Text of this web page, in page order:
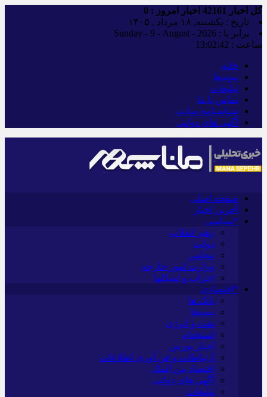
کل اخبار اخبار امروز : 0
تاریخ : یکشنبه, ۱۸ مرداد , ۱۴۰۵
برابر با : Sunday - 9 - August - 2026
ساعت : 13:02:43
خانه
پیوندها
تبلیغات
تماس با ما
شناسنامه سایت
آگهی های دولتی
صفحه اصلی
آخرین اخبار
*سیاسی
رهبر انقلاب
دولت
مجلس
وزارت امور خارجه
احزاب و تشکلها
*اقتصادی
بانک ها
بیمه‌ها
نفت و انرژی
استخدام
اخبار بورس
ارتباطات و فن آوری اطلاعات
اقتصاد بین الملل
آگهی های دولتی
تبلیغات